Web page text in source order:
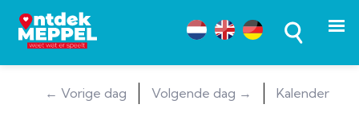
Kalender
Volgende dag →
← Vorige dag